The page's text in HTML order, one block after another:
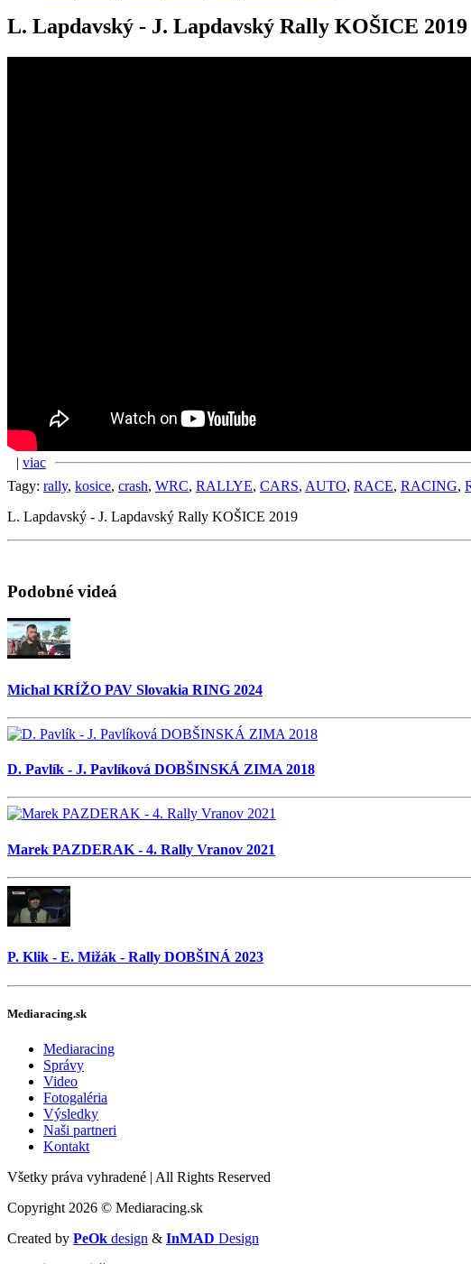
L. Lapdavský - J. Lapdavský Rally KOŠICE 2019
| viac
Tagy: rally, kosice, crash, WRC, RALLYE, CARS, AUTO, RACE, RACING,
L. Lapdavský - J. Lapdavský Rally KOŠICE 2019
Podobné videá
Michal KRÍŽO PAV Slovakia RING 2024
D. Pavlík - J. Pavlíková DOBŠINSKÁ ZIMA 2018
Marek PAZDERAK - 4. Rally Vranov 2021
P. Klik - E. Mižák - Rally DOBŠINÁ 2023
Mediaracing.sk
Mediaracing
Správy
Video
Fotogaléria
Výsledky
Naši partneri
Kontakt
Všetky práva vyhradené | All Rights Reserved
Copyright 2026 © Mediaracing.sk
Created by PeOk design & InMAD Design